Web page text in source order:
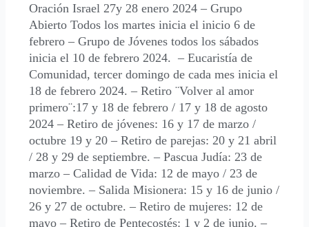
Oración Israel 27y 28 enero 2024 – Grupo
Abierto Todos los martes inicia el inicio 6 de
febrero – Grupo de Jóvenes todos los sábados
inicia el 10 de febrero 2024. – Eucaristía de
Comunidad, tercer domingo de cada mes inicia el
18 de febrero 2024. – Retiro ¨Volver al amor
primero¨:17 y 18 de febrero / 17 y 18 de agosto
2024 – Retiro de jóvenes: 16 y 17 de marzo /
octubre 19 y 20 – Retiro de parejas: 20 y 21 abril
/ 28 y 29 de septiembre. – Pascua Judía: 23 de
marzo – Calidad de Vida: 12 de mayo / 23 de
noviembre. – Salida Misionera: 15 y 16 de junio /
26 y 27 de octubre. – Retiro de mujeres: 12 de
mayo – Retiro de Pentecostés: 1 y 2 de junio. –